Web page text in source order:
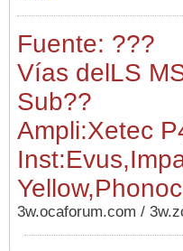
Fuente: ???
Vías delLS
Sub??
Ampli:Xetec
3w.ocaforum.com /